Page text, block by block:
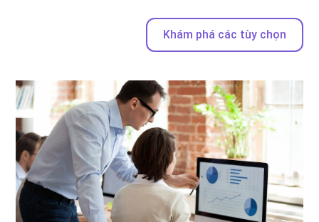
Khám phá các tùy chọn